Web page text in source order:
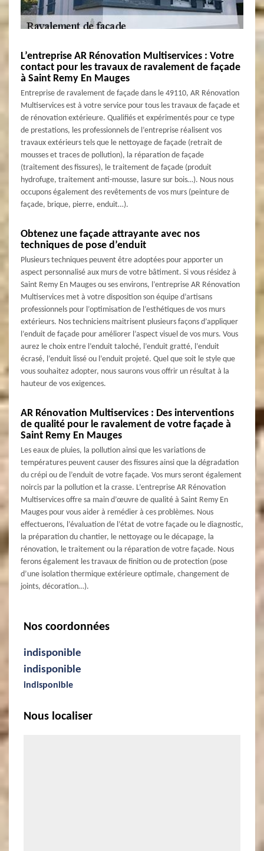
L’entreprise AR Rénovation Multiservices : Votre
contact pour les travaux de ravalement de façade
à Saint Remy En Mauges
Entreprise de ravalement de façade dans le 49110, AR Rénovation
Multiservices est à votre service pour tous les travaux de façade et
de rénovation extérieure. Qualifiés et expérimentés pour ce type
de prestations, les professionnels de l’entreprise réalisent vos
travaux extérieurs tels que le nettoyage de façade (retrait de
mousses et traces de pollution), la réparation de façade
(traitement des fissures), le traitement de façade (produit
hydrofuge, traitement anti-mousse, lasure sur bois…). Nous nous
occupons également des revêtements de vos murs (peinture de
façade, brique, pierre, enduit…).
Obtenez une façade attrayante avec nos
techniques de pose d’enduit
Plusieurs techniques peuvent être adoptées pour apporter un
aspect personnalisé aux murs de votre bâtiment. Si vous résidez à
Saint Remy En Mauges ou ses environs, l’entreprise AR Rénovation
Multiservices met à votre disposition son équipe d’artisans
professionnels pour l’optimisation de l’esthétiques de vos murs
extérieurs. Nos techniciens maitrisent plusieurs façons d’appliquer
l’enduit de façade pour améliorer l’aspect visuel de vos murs. Vous
aurez le choix entre l’enduit taloché, l’enduit gratté, l’enduit
écrasé, l’enduit lissé ou l’enduit projeté. Quel que soit le style que
vous souhaitez adopter, nous saurons vous offrir un résultat à la
hauteur de vos exigences.
AR Rénovation Multiservices : Des interventions
de qualité pour le ravalement de votre façade à
Saint Remy En Mauges
Les eaux de pluies, la pollution ainsi que les variations de
températures peuvent causer des fissures ainsi que la dégradation
du crépi ou de l’enduit de votre façade. Vos murs seront également
noircis par la pollution et la crasse. L’entreprise AR Rénovation
Multiservices offre sa main d’œuvre de qualité à Saint Remy En
Mauges pour vous aider à remédier à ces problèmes. Nous
effectuerons, l’évaluation de l’état de votre façade ou le diagnostic,
la préparation du chantier, le nettoyage ou le décapage, la
rénovation, le traitement ou la réparation de votre façade. Nous
ferons également les travaux de finition ou de protection (pose
d’une isolation thermique extérieure optimale, changement de
joints, décoration…).
Nos coordonnées
indisponible
indisponible
indisponible
Nous localiser